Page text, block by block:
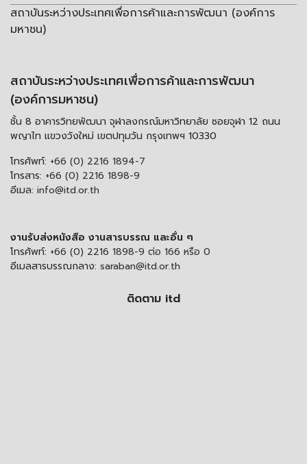
สถาบันระหว่างประเทศเพื่อการค้าและการพัฒนา (องค์การ
มหาชน)
สถาบันระหว่างประเทศเพื่อการค้าและการพัฒนา
(องค์การมหาชน)
ชั้น 8 อาคารวิทยพัฒนา จุฬาลงกรณ์มหาวิทยาลัย ซอยจุฬา 12 ถนน
พญาไท แขวงวังใหม่ เขตปทุมวัน กรุงเทพฯ 10330
โทรศัพท์: +66 (0) 2216 1894-7
โทรสาร: +66 (0) 2216 1898-9
อีเมล: info@itd.or.th
งานรับส่งหนังสือ งานสารบรรณ และอื่น ๆ
โทรศัพท์: +66 (0) 2216 1898-9 ต่อ 166 หรือ 0
อีเมลสารบรรณกลาง: saraban@itd.or.th
ติดตาม itd